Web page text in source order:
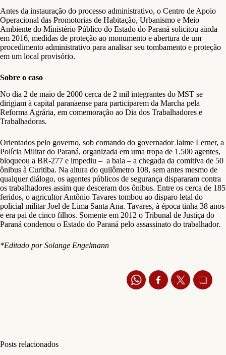
Antes da instauração do processo administrativo, o Centro de Apoio
Operacional das Promotorias de Habitação, Urbanismo e Meio
Ambiente do Ministério Público do Estado do Paraná solicitou ainda
em 2016, medidas de proteção ao monumento e abertura de um
procedimento administrativo para analisar seu tombamento e proteção
em um local provisório.
Sobre o caso
No dia 2 de maio de 2000 cerca de 2 mil integrantes do MST se
dirigiam à capital paranaense para participarem da Marcha pela
Reforma Agrária, em comemoração ao Dia dos Trabalhadores e
Trabalhadoras.
Orientados pelo governo, sob comando do governador Jaime Lerner, a
Polícia Militar do Paraná, organizada em uma tropa de 1.500 agentes,
bloqueou a BR-277 e impediu – a bala – a chegada da comitiva de 50
ônibus à Curitiba. Na altura do quilômetro 108, sem antes mesmo de
qualquer diálogo, os agentes públicos de segurança dispararam contra
os trabalhadores assim que desceram dos ônibus. Entre os cerca de 185
feridos, o agricultor Antônio Tavares tombou ao disparo letal do
policial militar Joel de Lima Santa Ana. Tavares, à época tinha 38 anos
e era pai de cinco filhos. Somente em 2012 o Tribunal de Justiça do
Paraná condenou o Estado do Paraná pelo assassinato do trabalhador.
*Editado por Solange Engelmann
Posts relacionados